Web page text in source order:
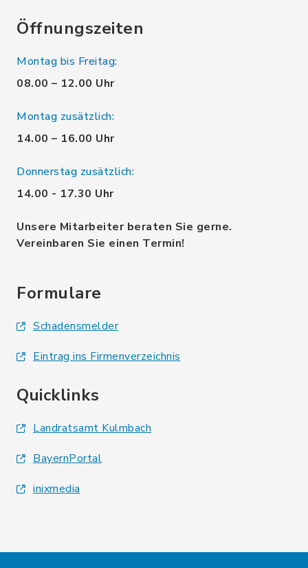
Öffnungszeiten
Montag bis Freitag:
08.00 – 12.00 Uhr
Montag zusätzlich:
14.00 – 16.00 Uhr
Donnerstag zusätzlich:
14.00 - 17.30 Uhr
Unsere Mitarbeiter beraten Sie gerne.
Vereinbaren Sie einen Termin!
Formulare
Schadensmelder
Eintrag ins Firmenverzeichnis
Quicklinks
Landratsamt Kulmbach
BayernPortal
inixmedia